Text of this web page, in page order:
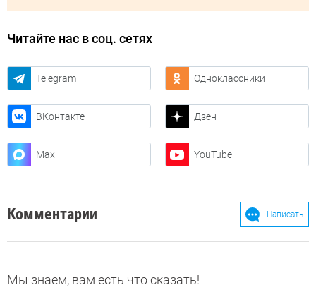
Читайте нас в соц. сетях
Telegram Одноклассники
ВКонтакте Дзен
Max YouTube
Комментарии Написать
Мы знаем, вам есть что сказать!